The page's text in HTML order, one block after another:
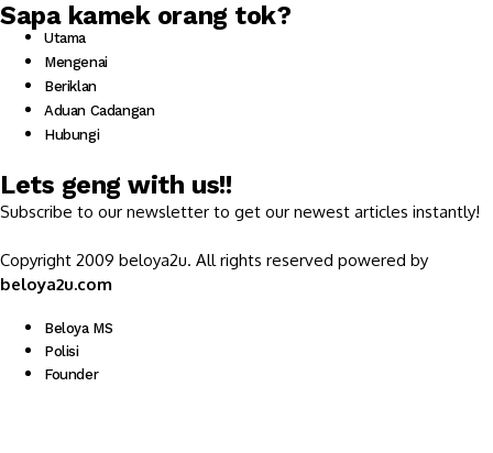
Sapa kamek orang tok?
Utama
Mengenai
Beriklan
Aduan Cadangan
Hubungi
Lets geng with us!!
Subscribe to our newsletter to get our newest articles instantly!
Copyright 2009 beloya2u. All rights reserved powered by
beloya2u.com
Beloya MS
Polisi
Founder